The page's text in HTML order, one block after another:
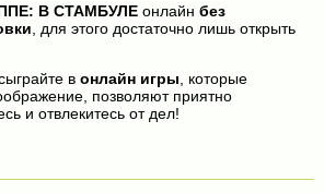
В СТАМБУЛЕонлайн без
, для этого достаточно лишь открыть
в онлайн игры, которые
позволяют приятно
и отвлекитесь от дел!